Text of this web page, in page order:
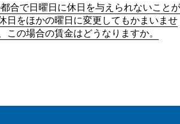
合で日曜日に休日を与えられないことが
日をほかの曜日に変更してもかまいませ
この場合の賃金はどうなりますか。